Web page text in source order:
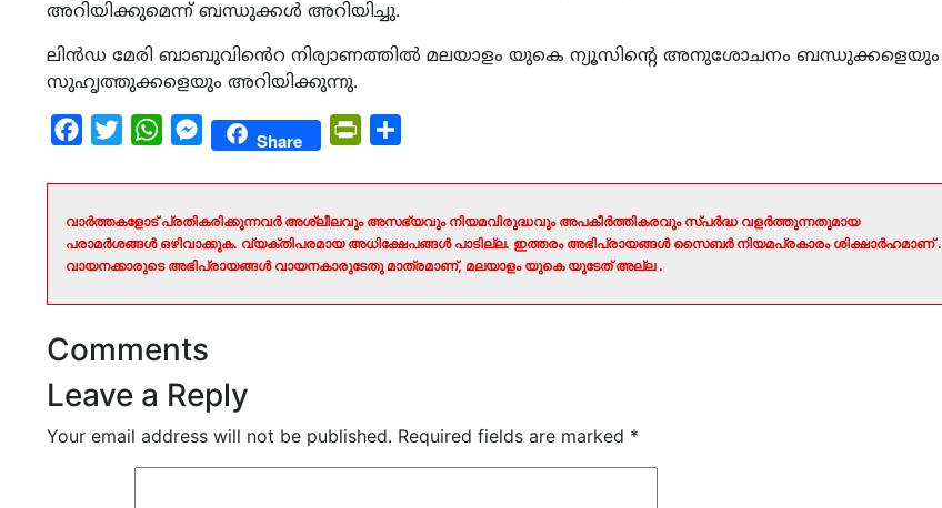
അറിയിക്കുമെന്ന് ബന്ധുക്കൾ അറിയിച്ചു.
ലിൻഡ മേരി ബാബുവിൻെറ നിര്യാണത്തിൽ മലയാളം യുകെ ന്യൂസിന്റെ അനുശോചനം ബന്ധുക്കളെയും
സുഹൃത്തുക്കളെയും അറിയിക്കുന്നു.
Facebook
Twitter WhatsAppMessengerShare PrintFriendly
വാർത്തകളോട് പ്രതികരിക്കുന്നവർ അശ്ലീലവും അസഭ്യവും നിയമവിരുദ്ധവും അപകീർത്തികരവും സ്പർദ്ധ വളർത്തുന്നതുമായ
പരാമർശങ്ങൾ ഒഴിവാക്കുക. വ്യക്തിപരമായ അധിക്ഷേപങ്ങൾ പാടില്ല. ഇത്തരം അഭിപ്രായങ്ങൾ സൈബർ നിയമപ്രകാരം ശിക്ഷാർഹമാണ് .
വായനക്കാരുടെ അഭിപ്രായങ്ങൾ വായനകാരുടേതു മാത്രമാണ്, മലയാളം യുകെ യുടേത് അല്ല .
Comments
Leave a Reply
Your email address will not be published. Required fields are marked *